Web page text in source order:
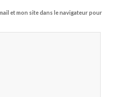
et mon site dans le navigateur pour